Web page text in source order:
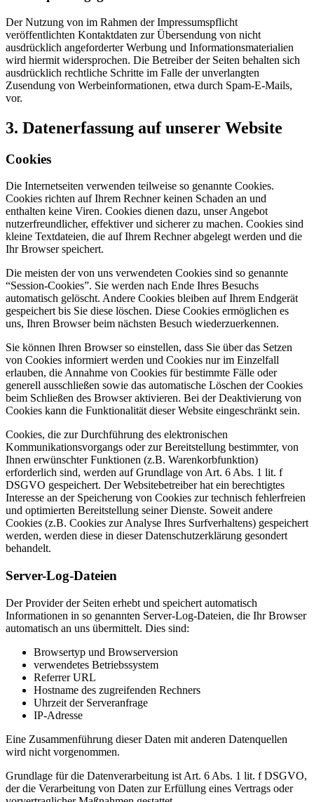
Der Nutzung von im Rahmen der Impressumspflicht
veröffentlichten Kontaktdaten zur Übersendung von nicht
ausdrücklich angeforderter Werbung und Informationsmaterialien
wird hiermit widersprochen. Die Betreiber der Seiten behalten sich
ausdrücklich rechtliche Schritte im Falle der unverlangten
Zusendung von Werbeinformationen, etwa durch Spam-E-Mails,
vor.
3. Datenerfassung auf unserer Website
Cookies
Die Internetseiten verwenden teilweise so genannte Cookies.
Cookies richten auf Ihrem Rechner keinen Schaden an und
enthalten keine Viren. Cookies dienen dazu, unser Angebot
nutzerfreundlicher, effektiver und sicherer zu machen. Cookies sind
kleine Textdateien, die auf Ihrem Rechner abgelegt werden und die
Ihr Browser speichert.
Die meisten der von uns verwendeten Cookies sind so genannte
“Session-Cookies”. Sie werden nach Ende Ihres Besuchs
automatisch gelöscht. Andere Cookies bleiben auf Ihrem Endgerät
gespeichert bis Sie diese löschen. Diese Cookies ermöglichen es
uns, Ihren Browser beim nächsten Besuch wiederzuerkennen.
Sie können Ihren Browser so einstellen, dass Sie über das Setzen
von Cookies informiert werden und Cookies nur im Einzelfall
erlauben, die Annahme von Cookies für bestimmte Fälle oder
generell ausschließen sowie das automatische Löschen der Cookies
beim Schließen des Browser aktivieren. Bei der Deaktivierung von
Cookies kann die Funktionalität dieser Website eingeschränkt sein.
Cookies, die zur Durchführung des elektronischen
Kommunikationsvorgangs oder zur Bereitstellung bestimmter, von
Ihnen erwünschter Funktionen (z.B. Warenkorbfunktion)
erforderlich sind, werden auf Grundlage von Art. 6 Abs. 1 lit. f
DSGVO gespeichert. Der Websitebetreiber hat ein berechtigtes
Interesse an der Speicherung von Cookies zur technisch fehlerfreien
und optimierten Bereitstellung seiner Dienste. Soweit andere
Cookies (z.B. Cookies zur Analyse Ihres Surfverhaltens) gespeichert
werden, werden diese in dieser Datenschutzerklärung gesondert
behandelt.
Server-Log-Dateien
Der Provider der Seiten erhebt und speichert automatisch
Informationen in so genannten Server-Log-Dateien, die Ihr Browser
automatisch an uns übermittelt. Dies sind:
Browsertyp und Browserversion
verwendetes Betriebssystem
Referrer URL
Hostname des zugreifenden Rechners
Uhrzeit der Serveranfrage
IP-Adresse
Eine Zusammenführung dieser Daten mit anderen Datenquellen
wird nicht vorgenommen.
Grundlage für die Datenverarbeitung ist Art. 6 Abs. 1 lit. f DSGVO,
der die Verarbeitung von Daten zur Erfüllung eines Vertrags oder